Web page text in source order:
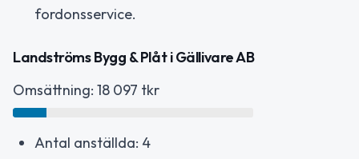
fordonsservice.
Landströms Bygg & Plåt i Gällivare AB
Omsättning: 18 097 tkr
Antal anställda: 4